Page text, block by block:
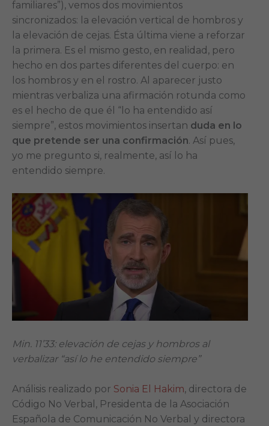
familiares”), vemos dos movimientos
sincronizados: la elevación vertical de hombros y
la elevación de cejas. Ésta última viene a reforzar
la primera. Es el mismo gesto, en realidad, pero
hecho en dos partes diferentes del cuerpo: en
los hombros y en el rostro. Al aparecer justo
mientras verbaliza una afirmación rotunda como
es el hecho de que él “lo ha entendido así
siempre”, estos movimientos insertan duda en lo
que pretende ser una confirmación. Así pues,
yo me pregunto si, realmente, así lo ha
entendido siempre.
Min. 11’33: elevación de cejas y hombros al
verbalizar “así lo he entendido siempre”
Análisis realizado por Sonia El Hakim, directora de
Código No Verbal, Presidenta de la Asociación
Española de Comunicación No Verbal y directora